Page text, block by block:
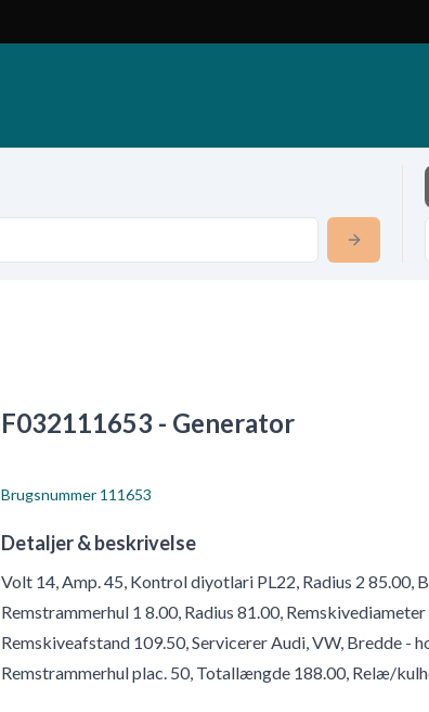
F032111653 - Generator
Brugsnummer 111653
Detaljer & beskrivelse
Volt 14, Amp. 45, Kontrol diyotlari PL22, Radius 2 85.00,
Remstrammerhul 1 8.00, Radius 81.00,
Remskiveafstand 109.50, Servicerer Audi, VW, Bredde -
Remstrammerhul plac. 50, Totallængde 188.00, Relæ/